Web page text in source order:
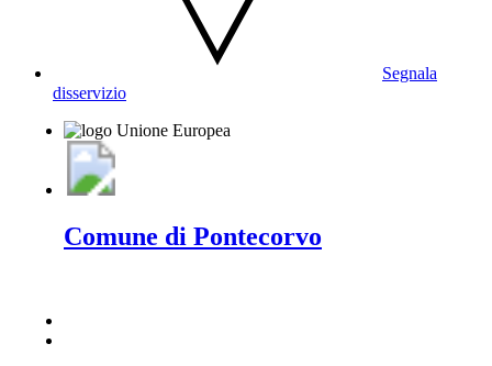
Segnala
disservizio
Comune di Pontecorvo